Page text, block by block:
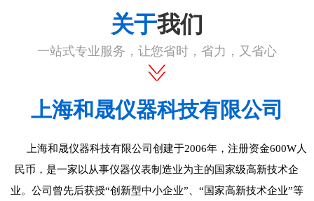
关于我们
一站式专业服务，让您省时，省力，又省心
上海和晟仪器科技有限公司
上海和晟仪器科技有限公司创建于2006年，注册资金600W人
民币，是一家以从事仪器仪表制造业为主的国家级高新技术企
业。公司曾先后获授“创新型中小企业”、“国家高新技术企业”等